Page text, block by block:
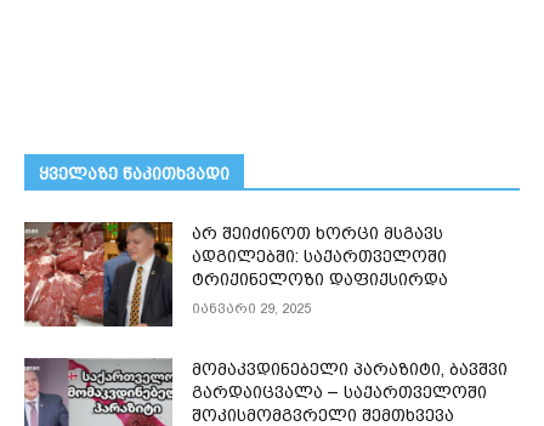
ᲧᲕᲔᲚᲐᲖᲔ ᲬᲐᲙᲘᲗᲮᲕᲐᲓᲘ
არ შეიძინოთ ხორცი მსგავს
ადგილებში: საქართველოში
ტრიქინელოზი დაფიქსირდა
იანვარი 29, 2025
მომაკვდინებელი პარაზიტი, ბავშვი
გარდაიცვალა – საქართველოში
შოკისმომგვრელი შემთხვევა